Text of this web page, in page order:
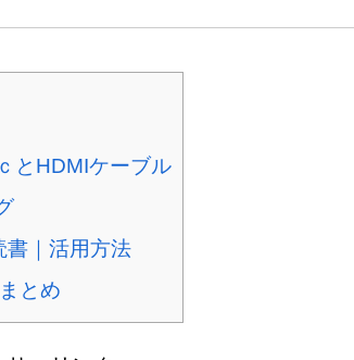
とHDMIケーブル
書｜活用方法
とめ